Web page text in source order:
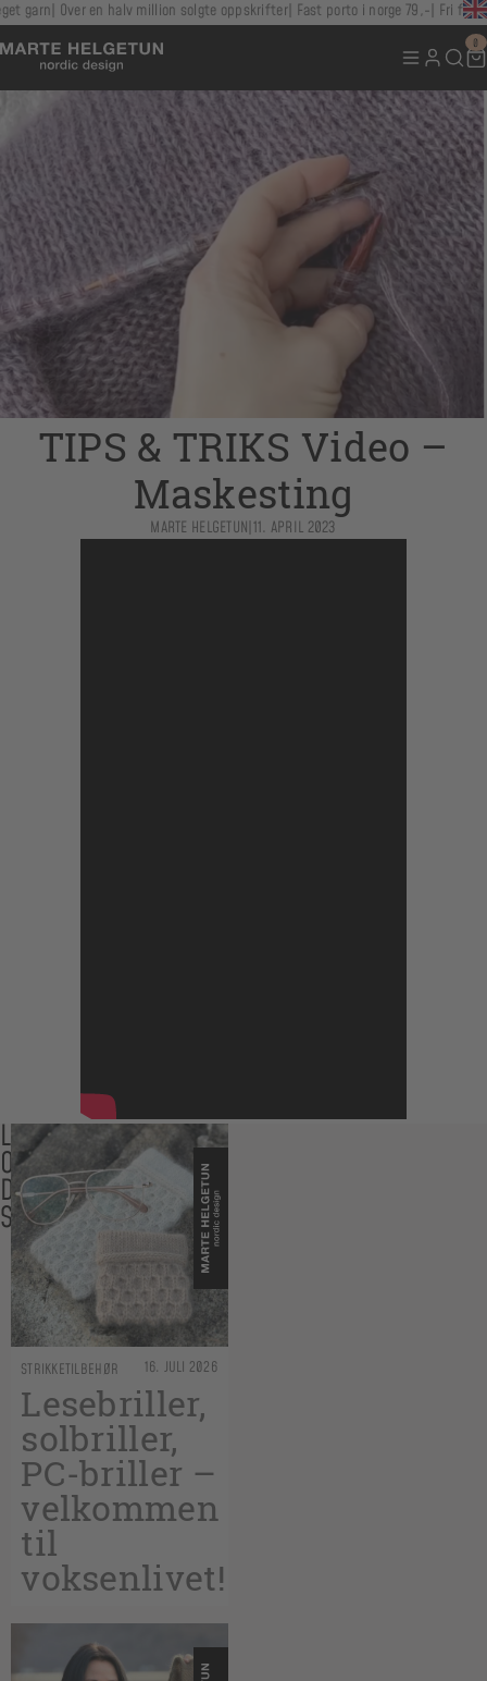
garn Over en halv million solgte oppskrifter Fast porto i norge 79,- Fri frakt
0
TIPS & TRIKS Video –
Maskesting
MARTE HELGETUN 11. APRIL 2023
LES
OGSÅ
DISSE
SAKENE
STRIKKETILBEHØR 16. JULI 2026
Lesebriller,
solbriller,
PC-briller –
velkommen
til
voksenlivet!